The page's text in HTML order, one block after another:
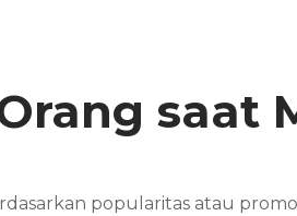
saat
popularitas atau